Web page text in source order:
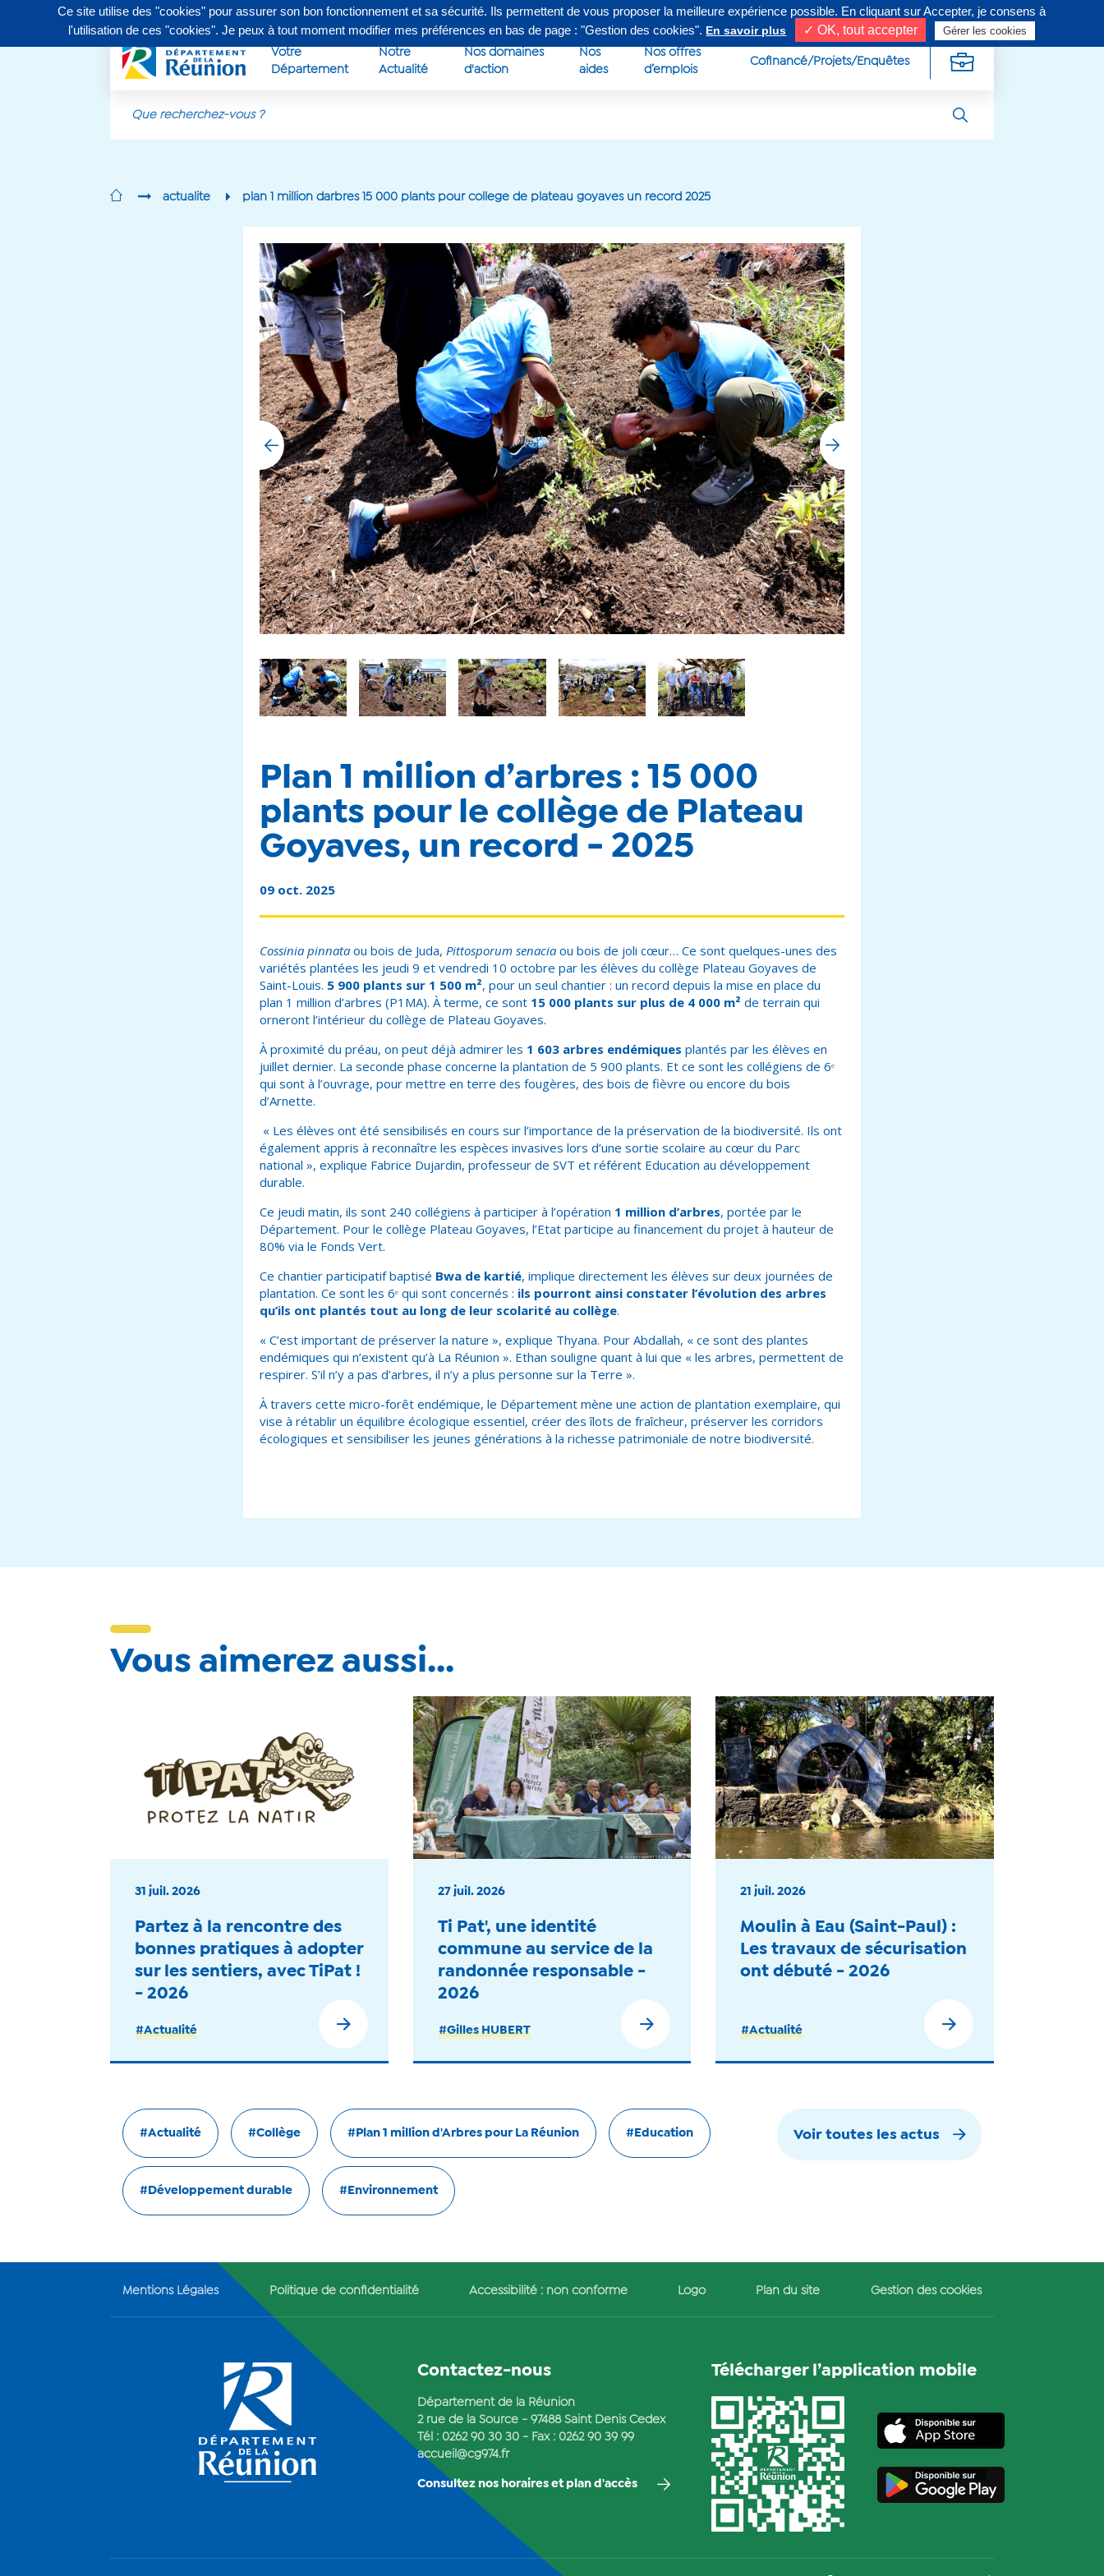
Contactez-nous au 0262 90 30 30, du lundi au vendredi de 8h à 16h30 Suivez-nous sur
Votre
Département
Notre
Actualité
Nos domaines
d'action
Nos
aides
Nos offres
d’emplois
Cofinancé/Projets/Enquêtes
actualite plan 1 million darbres 15 000 plants pour college de plateau goyaves un record 2025
Plan 1 million d’arbres : 15 000
plants pour le collège de Plateau
Goyaves, un record - 2025
09 oct. 2025
Cossinia pinnataou bois de Juda, Pittosporum senaciaou bois de joli cœur… Ce sont quelques-unes des
variétés plantées les jeudi 9 et vendredi 10 octobre par les élèves du collège Plateau Goyaves de
Saint-Louis. 5 900 plants sur 1 500 m², pour un seul chantier : un record depuis la mise en place du
plan 1 million d’arbres (P1MA). À terme, ce sont 15 000 plants sur plus de 4 000 m² de terrain qui
orneront l’intérieur du collège de Plateau Goyaves.
À proximité du préau, on peut déjà admirer les 1 603 arbres endémiques plantés par les élèves en
juillet dernier. La seconde phase concerne la plantation de 5 900 plants. Et ce sont les collégiens de 6ᵉ
qui sont à l’ouvrage, pour mettre en terre des fougères, des bois de fièvre ou encore du bois
d’Arnette.
« Les élèves ont été sensibilisés en cours sur l’importance de la préservation de la biodiversité. Ils ont
également appris à reconnaître les espèces invasives lors d’une sortie scolaire au cœur du Parc
national », explique Fabrice Dujardin, professeur de SVT et référent Education au développement
durable.
Ce jeudi matin, ils sont 240 collégiens à participer à l’opération 1 million d’arbres, portée par le
Département. Pour le collège Plateau Goyaves, l’Etat participe au financement du projet à hauteur de
80% via le Fonds Vert.
Ce chantier participatif baptisé Bwa de kartié, implique directement les élèves sur deux journées de
plantation. Ce sont les 6ᵉ qui sont concernés : ils pourront ainsi constater l’évolution des arbres
qu’ils ont plantés tout au long de leur scolarité au collège.
« C’est important de préserver la nature », explique Thyana. Pour Abdallah, « ce sont des plantes
endémiques qui n’existent qu’à La Réunion ». Ethan souligne quant à lui que « les arbres, permettent de
respirer. S’il n’y a pas d’arbres, il n’y a plus personne sur la Terre ».
À travers cette micro-forêt endémique, le Département mène une action de plantation exemplaire, qui
vise à rétablir un équilibre écologique essentiel, créer des îlots de fraîcheur, préserver les corridors
écologiques et sensibiliser les jeunes générations à la richesse patrimoniale de notre biodiversité.
Vous aimerez aussi...
31 juil. 2026
Partez à la rencontre des
bonnes pratiques à adopter
sur les sentiers, avec TiPat !
- 2026
#Actualité
27 juil. 2026
Ti Pat', une identité
commune au service de la
randonnée responsable -
2026
#Gilles HUBERT
21 juil. 2026
Moulin à Eau (Saint-Paul) :
Les travaux de sécurisation
ont débuté - 2026
#Actualité
#Actualité #Collège #Plan 1 million d'Arbres pour La Réunion #Education
#Développement durable #Environnement
Voir toutes les actus
Mentions Légales Politique de confidentialité Accessibilité : non conforme Logo Plan du site Gestion des cookies
Contactez-nous
Département de la Réunion
2 rue de la Source - 97488 Saint Denis Cedex
Tél : 0262 90 30 30- Fax : 0262 90 39 99
accueil@cg974.fr
Consultez nos horaires et plan d'accès
Télécharger l’application mobile
Ce site utilise des "cookies" pour assurer son bon fonctionnement et sa sécurité. Ils permettent de vous proposer la meilleure expérience possible. En cliquant sur Accepter, je consens à
l'utilisation de ces "cookies". Je peux à tout moment modifier mes préférences en bas de page : "Gestion des cookies". En savoir plus ✓ OK, tout accepter Gérer les cookies